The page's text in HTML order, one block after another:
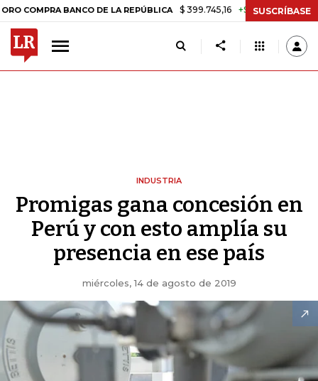
BANCO DE LA REPÚBLICA $ 399.745,16 +$ 2.295,71 +0,58%
SUSCRÍBASE
INDUSTRIA
Promigas gana concesión en
Perú y con esto amplía su
presencia en ese país
miércoles, 14 de agosto de 2019